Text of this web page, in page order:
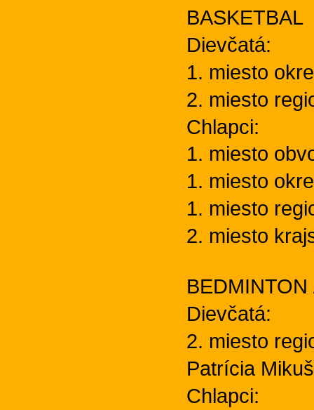
BASKETBAL
Dievčatá:
1. miesto
2. miesto
Chlapci:
1. miesto
1. miesto
1. miesto
2. miesto
Dievčatá:
2. miesto
Patrícia
Chlapci: